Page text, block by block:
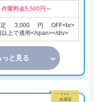
業料金5,500円～
3,000円OFF<br>
上で適用</span></div>
と見る